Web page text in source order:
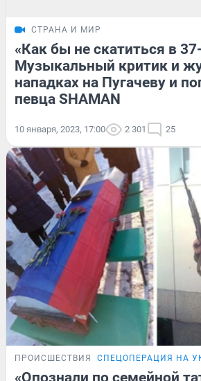
СТРАНА И МИР
«Как бы не скатиться в
Музыкальный критик и
нападках на Пугачеву и
певца SHAMAN
10 января, 2023, 17:00 2 301 25
ПРОИСШЕСТВИЯ СПЕЦОПЕРАЦИЯ НА